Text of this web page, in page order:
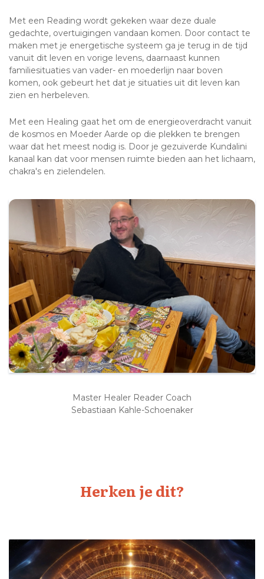
Met een Reading wordt gekeken waar deze duale
gedachte, overtuigingen vandaan komen. Door contact te
maken met je energetische systeem ga je terug in de tijd
vanuit dit leven en vorige levens, daarnaast kunnen
familiesituaties van vader- en moederlijn naar boven
komen, ook gebeurt het dat je situaties uit dit leven kan
zien en herbeleven.
Met een Healing gaat het om de energieoverdracht vanuit
de kosmos en Moeder Aarde op die plekken te brengen
waar dat het meest nodig is. Door je gezuiverde Kundalini
kanaal kan dat voor mensen ruimte bieden aan het lichaam,
chakra's en zielendelen.
Master Healer Reader Coach
Sebastiaan Kahle-Schoenaker
Herken je dit?